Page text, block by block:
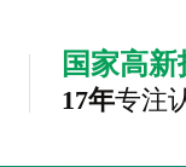
国家高
17年专注